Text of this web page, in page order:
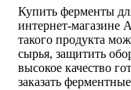
Купить ферменты
интернет-магазине
такого продукта
сырья, защитить
высокое качество
заказать